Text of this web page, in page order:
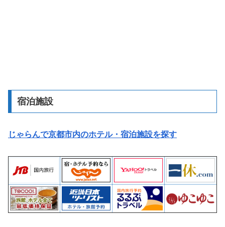
宿泊施設
じゃらんで京都市内のホテル・宿泊施設を探す